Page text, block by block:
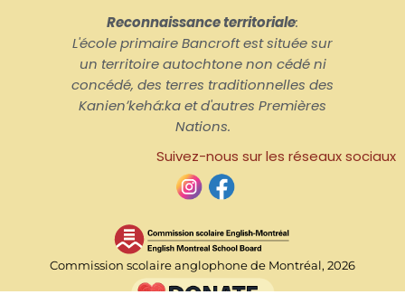
Reconnaissance territoriale:
L'école primaire Bancroft est située sur
un territoire autochtone non cédé ni
concédé, des terres traditionnelles des
Kanienʼkehá:ka et d'autres Premières
Nations.
Suivez-nous sur les réseaux sociaux
Commission scolaire anglophone de Montréal, 2026